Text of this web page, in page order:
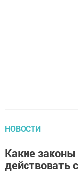
НОВОСТИ
Какие законы
действовать